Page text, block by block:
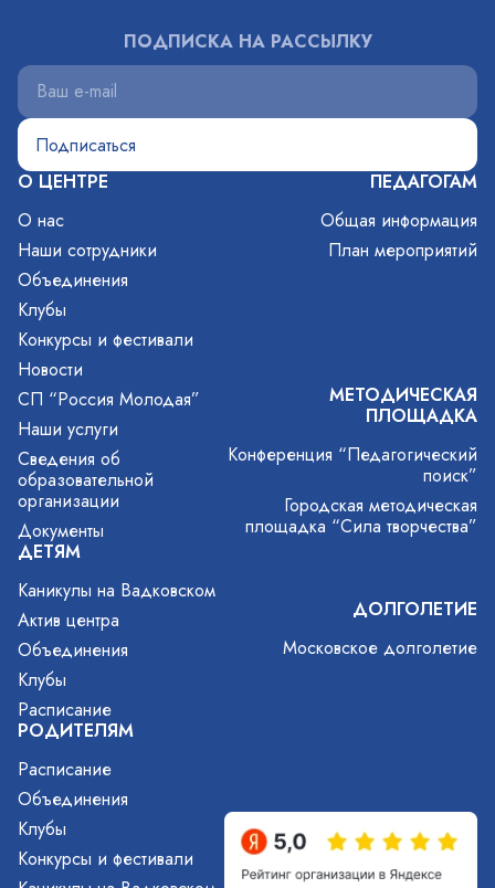
О ЦЕНТРЕ
О нас
Наши сотрудники
Объединения
Клубы
Конкурсы и фестивали
Новости
СП “Россия Молодая”
Наши услуги
Сведения об
образовательной
организации
Документы
ДЕТЯМ
Каникулы на Вадковском
Актив центра
Объединения
Клубы
Расписание
РОДИТЕЛЯМ
Расписание
Объединения
Клубы
Конкурсы и фестивали
ПЕДАГОГАМ
Общая информация
План мероприятий
МЕТОДИЧЕСКАЯ
ПЛОЩАДКА
Конференция “Педагогический
поиск”
Городская методическая
площадка “Сила творчества”
ДОЛГОЛЕТИЕ
Московское долголетие
ПОДПИСКА НА РАССЫЛКУ